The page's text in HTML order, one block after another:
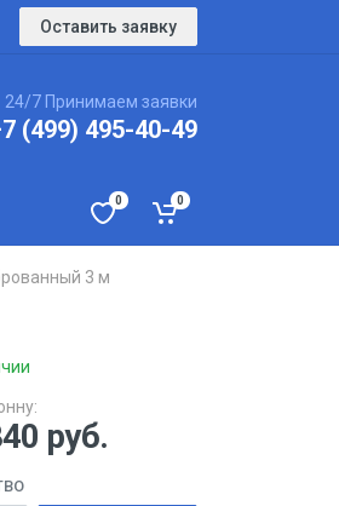
Оставить заявку
24/7 Принимаем заявки
(499) 495-40-49
0 0
3 м
руб.